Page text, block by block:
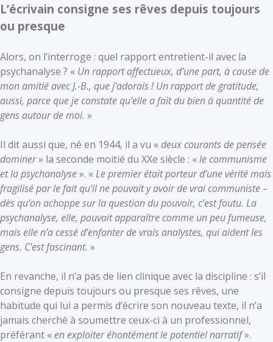
L’écrivain consigne ses rêves depuis toujours
ou presque
Alors, on l’interroge : quel rapport entretient-il avec la
psychanalyse ? « Un rapport affectueux, d’une part, à cause de
mon amitié avec J.-B., que j’adorais ! Un rapport de gratitude,
aussi, parce que je constate qu’elle a fait du bien à quantité de
gens autour de moi. »
Il dit aussi que, né en 1944, il a vu «deux courants de pensée
dominer» la seconde moitié du XXe siècle : «le communisme
et la psychanalyse». «Le premier était porteur d’une vérité mais
fragilisé par le fait qu’il ne pouvait y avoir de vrai communiste –
dès qu’on achoppe sur la question du pouvoir, c’est foutu. La
psychanalyse, elle, pouvait apparaître comme un peu fumeuse,
mais elle n’a cessé d’enfanter de vrais analystes, qui aident les
gens. C’est fascinant. »
En revanche, il n’a pas de lien clinique avec la discipline : s’il
consigne depuis toujours ou presque ses rêves, une
habitude qui lui a permis d’écrire son nouveau texte, il n’a
jamais cherché à soumettre ceux-ci à un professionnel,
préférant «en exploiter éhontément le potentiel narratif».